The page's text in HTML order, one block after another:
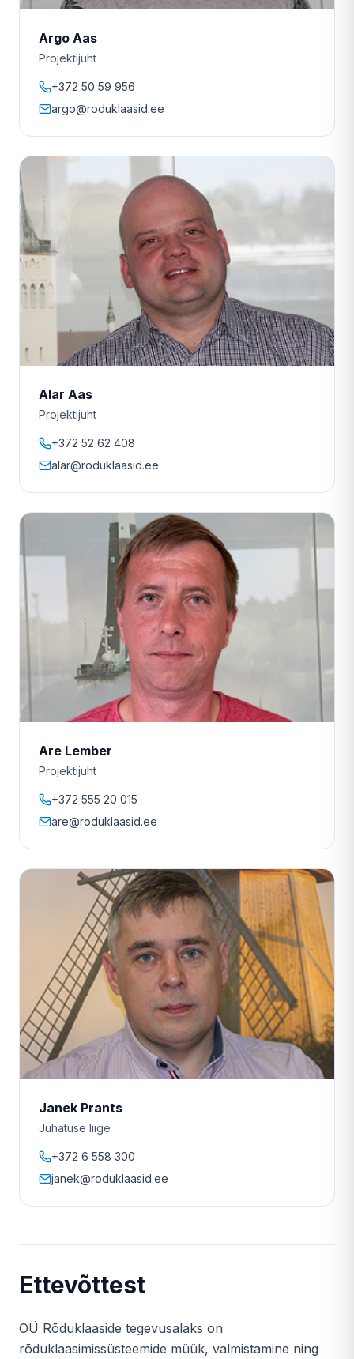
Argo Aas
Projektijuht
+372 50 59 956
argo@roduklaasid.ee
Alar Aas
Projektijuht
+372 52 62 408
alar@roduklaasid.ee
Are Lember
Projektijuht
+372 555 20 015
are@roduklaasid.ee
Janek Prants
Juhatuse liige
+372 6 558 300
janek@roduklaasid.ee
Ettevõttest
OÜ Rõduklaaside tegevusalaks on
rõduklaasimissüsteemide müük, valmistamine ning